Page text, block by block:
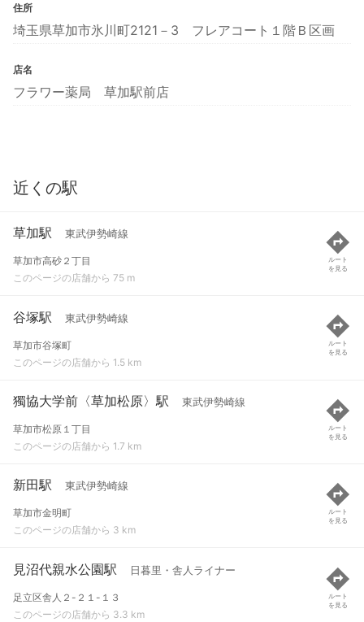
住所
埼玉県草加市氷川町2121－3 フレアコート１階Ｂ区画
店名
フラワー薬局 草加駅前店
近くの駅
草加駅 東武伊勢崎線
草加市高砂２丁目
このページの店舗から 75 m
ルート
を見る
谷塚駅 東武伊勢崎線
草加市谷塚町
このページの店舗から 1.5 km
ルート
を見る
獨協大学前〈草加松原〉駅 東武伊勢崎線
草加市松原１丁目
このページの店舗から 1.7 km
ルート
を見る
新田駅 東武伊勢崎線
草加市金明町
このページの店舗から 3 km
ルート
を見る
見沼代親水公園駅 日暮里・舎人ライナー
足立区舎人２-２１-１３
このページの店舗から 3.3 km
ルート
を見る